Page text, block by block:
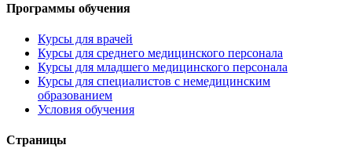
Программы обучения
Курсы для врачей
Курсы для среднего медицинского персонала
Курсы для младшего медицинского персонала
Курсы для специалистов с немедицинским
образованием
Условия обучения
Страницы